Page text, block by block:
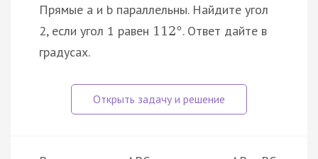
Прямые a и b параллельны. Найдите угол
2, если угол 1 равен 112°. Ответ дайте в
градусах.